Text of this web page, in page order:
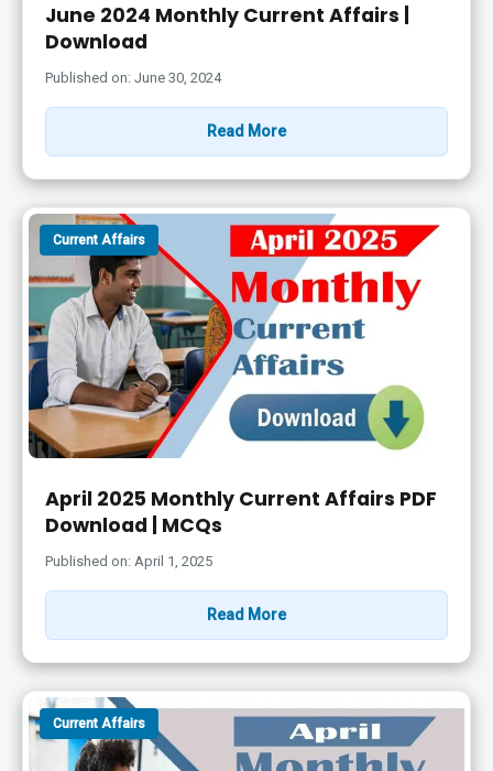
June 2024 Monthly Current Affairs |
Download
Published on: June 30, 2024
Read More
Current Affairs
April 2025 Monthly Current Affairs PDF
Download | MCQs
Published on: April 1, 2025
Read More
Current Affairs